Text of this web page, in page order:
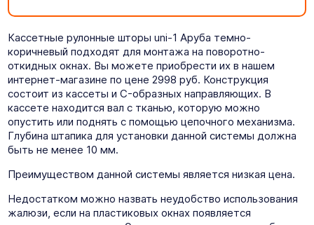
Кассетные рулонные шторы uni-1 Аруба темно-
коричневый подходят для монтажа на поворотно-
откидных окнах. Вы можете приобрести их в нашем
интернет-магазине по цене 2998 руб. Конструкция
состоит из кассеты и C-образных направляющих. В
кассете находится вал с тканью, которую можно
опустить или поднять с помощью цепочного механизма.
Глубина штапика для установки данной системы должна
быть не менее 10 мм.
Преимуществом данной системы является низкая цена.
Недостатком можно назвать неудобство использования
жалюзи, если на пластиковых окнах появляется